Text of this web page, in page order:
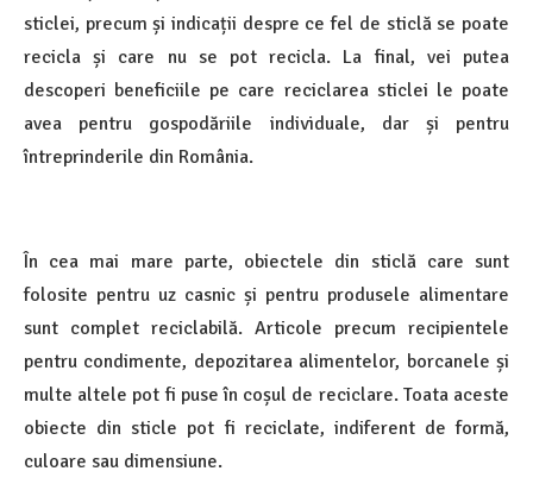
sticlei, precum și indicații despre ce fel de sticlă se poate
recicla și care nu se pot recicla. La final, vei putea
descoperi beneficiile pe care reciclarea sticlei le poate
avea pentru gospodăriile individuale, dar și pentru
întreprinderile din România.
În cea mai mare parte, obiectele din sticlă care sunt
folosite pentru uz casnic și pentru produsele alimentare
sunt complet reciclabilă. Articole precum recipientele
pentru condimente, depozitarea alimentelor, borcanele și
multe altele pot fi puse în coșul de reciclare. Toata aceste
obiecte din sticle pot fi reciclate, indiferent de formă,
culoare sau dimensiune.